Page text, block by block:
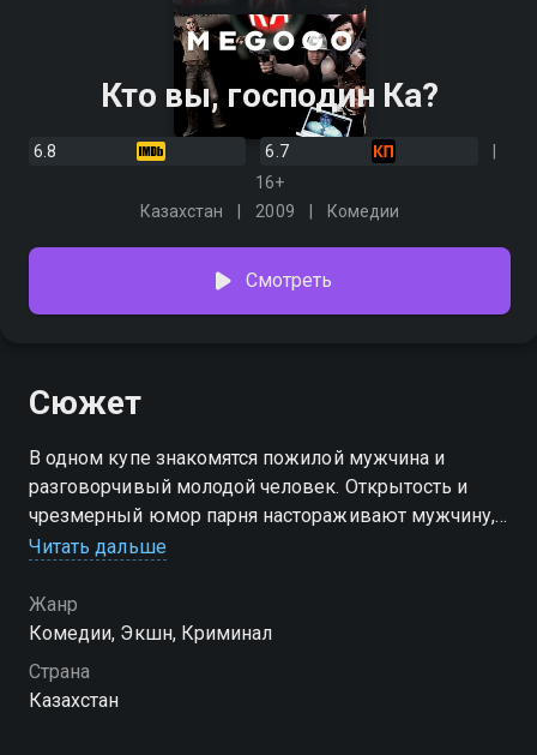
Кто вы, господин Ка?
6.8
6.7
16+
Казахстан
2009 Комедии
Смотреть
Сюжет
В одном купе знакомятся пожилой мужчина и
разговорчивый молодой человек. Открытость и
чрезмерный юмор парня настораживают мужчину,
и не зря. Их совместная поездка грозит стать
криминальной группировки, за которой уже давно
охотятся агенты спецслужб.
Читать дальше
Жанр
Комедии, Экшн, Криминал
Страна
Казахстан